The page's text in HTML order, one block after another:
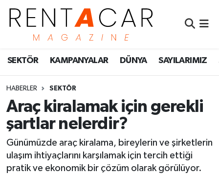
SEKTÖR KAMPANYALAR DÜNYA SAYILARIMIZ
HABERLER SEKTÖR
Araç kiralamak için gerekli
şartlar nelerdir?
Günümüzde araç kiralama, bireylerin ve şirketlerin
ulaşım ihtiyaçlarını karşılamak için tercih ettiği
pratik ve ekonomik bir çözüm olarak görülüyor.
İstanbul Nöbetçi Eczaneler
İstanbul Hava Durumu
İstanbul Namaz Vakitleri
İstanbul Trafik Yoğunluk Haritası
Tüm Manşetler